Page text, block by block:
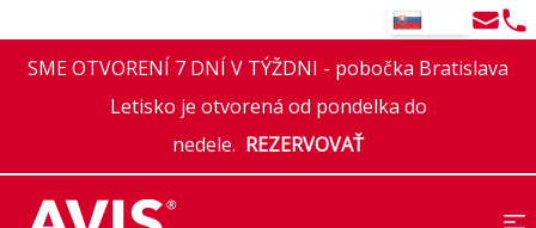
SK Email
SME OTVORENÍ 7 DNÍ V TÝŽDNI - pobočka Bratislava
Letisko je otvorená od pondelka do
nedele. REZERVOVAŤ